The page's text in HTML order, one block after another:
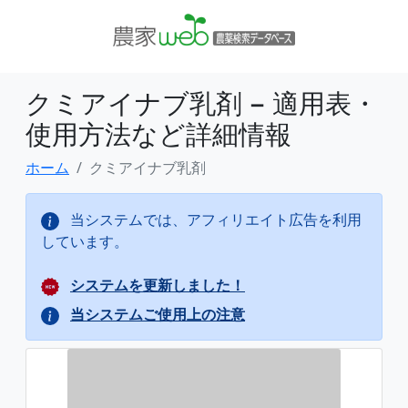
クミアイナブ乳剤 − 適用表・
使用方法など詳細情報
ホーム クミアイナブ乳剤
当システムでは、アフィリエイト広告を利用
しています。
システムを更新しました！
当システムご使用上の注意